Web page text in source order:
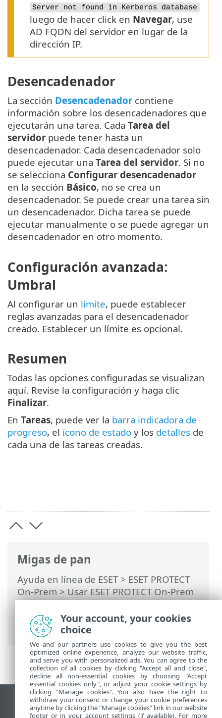
Migas de pan
Ayuda en línea de ESET> ESET PROTECT
On-Prem>Usar ESET PROTECT On-Prem
>ESET PROTECT On-Prem Menú principal
Tareas >Tareas del servidor>
Sincronización de usuario
Server not found in Kerberos database
luego de hacer click en Navegar, use
AD FQDN del servidor en lugar de la
dirección IP.
Desencadenador
La sección Desencadenador contiene
información sobre los desencadenadores que
ejecutarán una tarea. Cada Tarea del
servidor puede tener hasta un
desencadenador. Cada desencadenador solo
puede ejecutar una Tarea del servidor. Si no
se selecciona Configurar desencadenador
en la sección Básico, no se crea un
desencadenador. Se puede crear una tarea sin
un desencadenador. Dicha tarea se puede
ejecutar manualmente o se puede agregar un
desencadenador en otro momento.
Configuración avanzada:
Umbral
Al configurar un límite, puede establecer
reglas avanzadas para el desencadenador
creado. Establecer un límite es opcional.
Resumen
Todas las opciones configuradas se visualizan
aquí. Revise la configuración y haga clic
Finalizar.
En Tareas, puede ver la barra indicadora de
progreso, el ícono de estado y los detalles de
cada una de las tareas creadas.
Ver sitio del escritorio
Your account, your cookies
choice
We and our partners use cookies to give you the best
optimized online experience, analyze our website traffic,
and serve you with personalized ads. You can agree to the
collection of all cookies by clicking "Accept all and close",
decline all non-essential cookies by choosing "Accept
essential cookies only", or adjust your cookie settings by
clicking "Manage cookies". You also have the right to
withdraw your consent or change your cookie preferences
anytime by clicking the "Manage cookies" link in our website
footer or in your account settings (if available). For more